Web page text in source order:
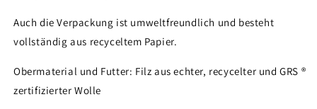
Auch die Verpackung ist umweltfreundlich und besteht
vollständig aus recyceltem Papier.
Obermaterial und Futter: Filz aus echter, recycelter und GRS ®
zertifizierter Wolle